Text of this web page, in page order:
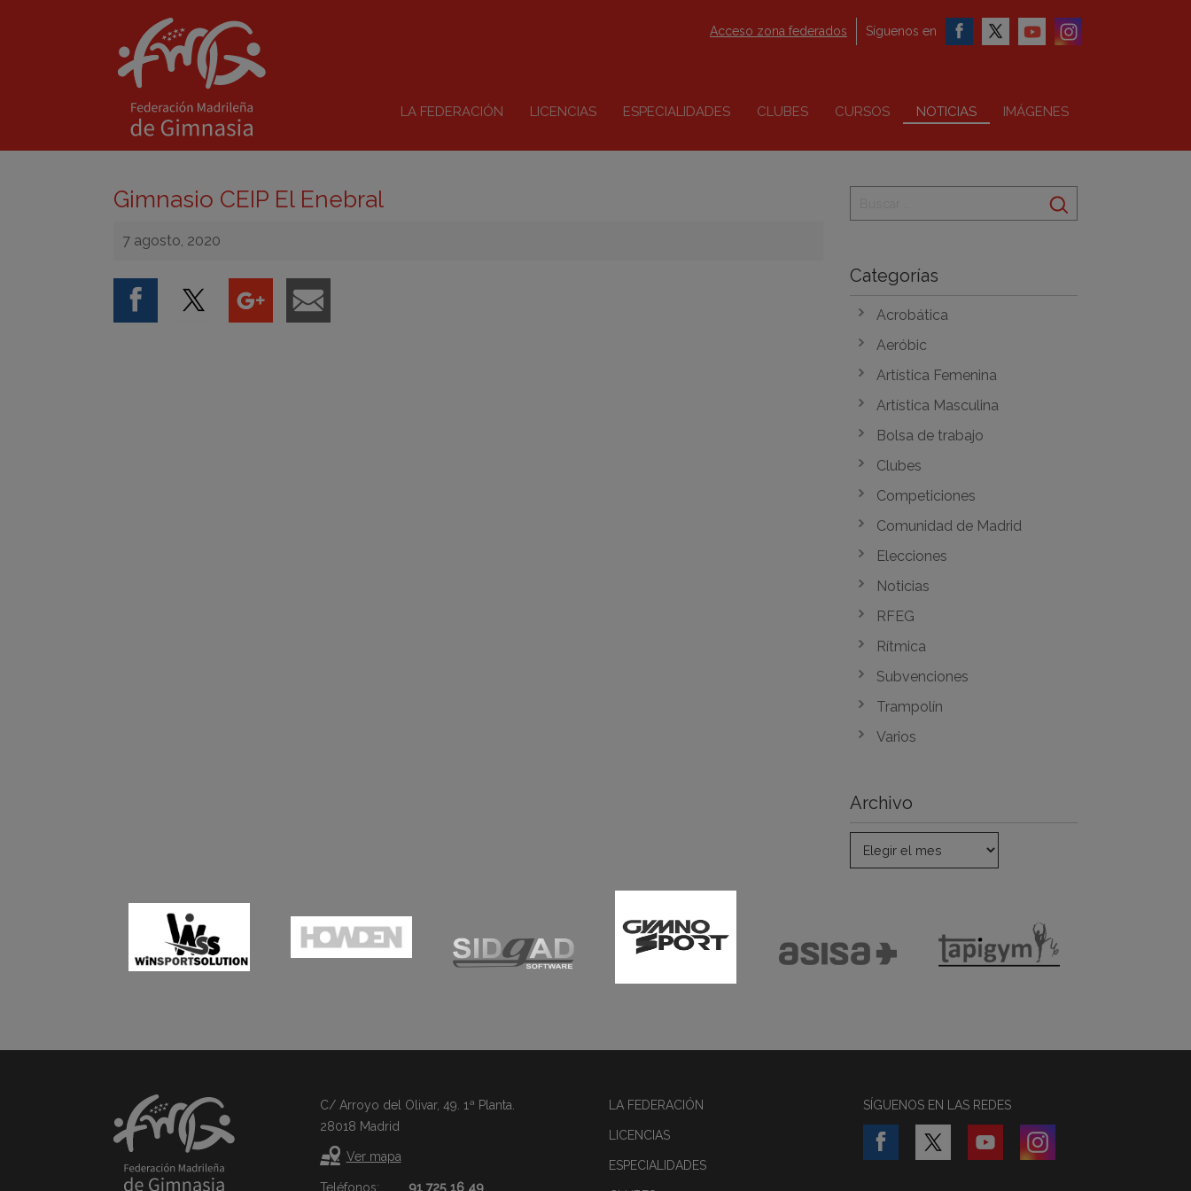
LA FEDERACIÓN LICENCIAS ESPECIALIDADES CLUBES CURSOS NOTICIAS IMÁGENES
Acceso zona federados Síguenos en
Gimnasio CEIP El Enebral
7 agosto, 2020
Categorías
Acrobática
Aeróbic
Artística Femenina
Artística Masculina
Bolsa de trabajo
Clubes
Competiciones
Comunidad de Madrid
Elecciones
Noticias
RFEG
Rítmica
Subvenciones
Trampolín
Varios
Archivo
C/ Arroyo del Olivar, 49. 1ª Planta.
28018 Madrid
Ver mapa
Teléfonos:
91 725 16 49
LA FEDERACIÓN
LICENCIAS
ESPECIALIDADES
SÍGUENOS EN LAS REDES